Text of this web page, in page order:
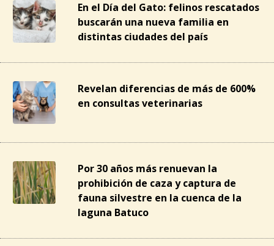
En el Día del Gato: felinos rescatados
buscarán una nueva familia en
distintas ciudades del país
Revelan diferencias de más de 600%
en consultas veterinarias
Por 30 años más renuevan la
prohibición de caza y captura de
fauna silvestre en la cuenca de la
laguna Batuco